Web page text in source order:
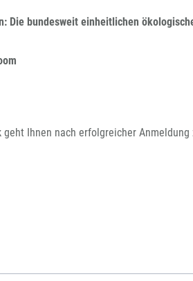
Die bundesweit einheitlichen
Ihnen nach erfolgreicher